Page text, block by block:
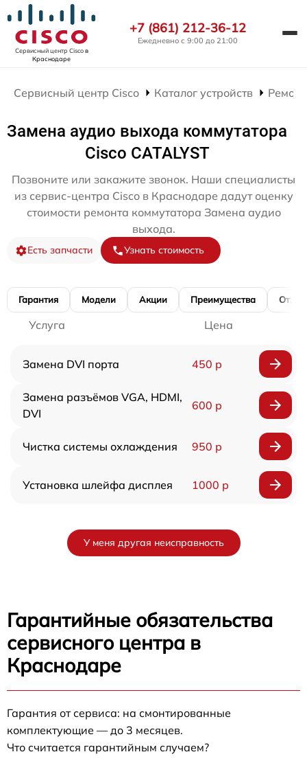
Сервисный центр Ciscoв
Краснодаре
+7 (861) 212-36-12
Ежедневно с 9:00 до 21:00
Сервисный центр Cisco Каталог устройств
Замена аудио выхода коммутатора
Cisco CATALYST
Позвоните или закажите звонок. Наши специалисты
из сервис-центра Cisco в Краснодаре дадут оценку
стоимости ремонта коммутатора Замена аудио
выхода.
Есть запчасти Узнать стоимость
Гарантия Модели Акции Преимущества
Услуга Цена
Замена DVI порта 450 р
Замена разъёмов VGA, HDMI,
DVI
600 р
Чистка системы охлаждения 950 р
Установка шлейфа дисплея 1000 р
У меня другая неисправность
Гарантийные обязательства
сервисного центра в
Краснодаре
Гарантия от сервиса: на смонтированные
комплектующие — до 3 месяцев.
Что считается гарантийным случаем?